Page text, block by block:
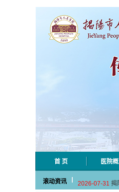
首 页 医院
滚动资讯
2026-08-04 揭
2026-07-31 揭